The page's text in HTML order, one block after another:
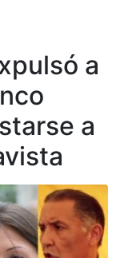
a
a